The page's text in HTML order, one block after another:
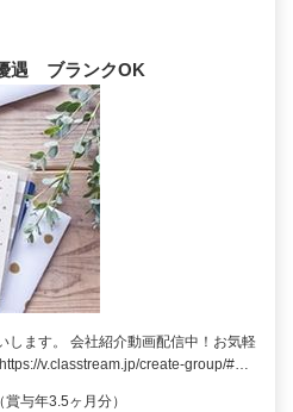
遇 ブランクOK
します。 会社紹介動画配信中！お気軽
v.classtream.jp/create-group/#…
与年3.5ヶ月分）